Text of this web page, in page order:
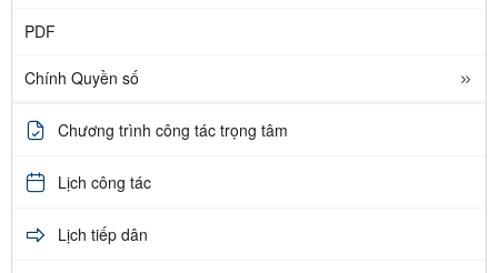
PDF
Chính Quyền số
Chương trình công tác trọng tâm
Lịch công tác
Lịch tiếp dân